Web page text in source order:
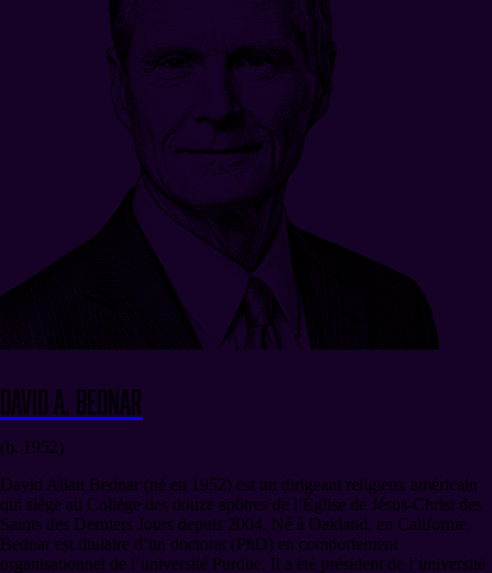
David A. Bednar
(b. 1952)
David Allan Bednar (né en 1952) est un dirigeant religieux américain
qui siège au Collège des douze apôtres de l’Église de Jésus-Christ des
Saints des Derniers Jours depuis 2004. Né à Oakland, en Californie,
Bednar est titulaire d’un doctorat (PhD) en comportement
organisationnel de l’université Purdue. Il a été président de l’université